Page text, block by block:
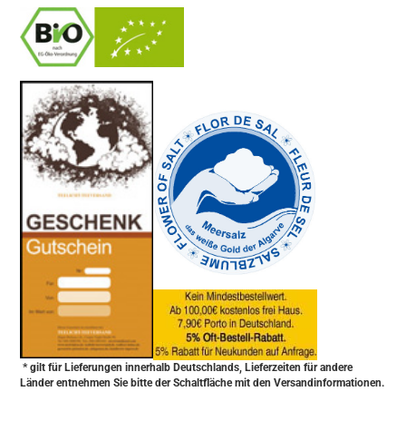
* gilt für Lieferungen innerhalb Deutschlands, Lieferzeiten für andere
Länder entnehmen Sie bitte der Schaltfläche mit den Versandinformationen.